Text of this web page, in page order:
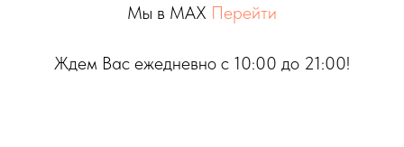
Мы в MAX Перейти
Ждем Вас ежедневно с 10:00 до 21:00!